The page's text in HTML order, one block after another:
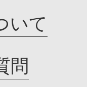
いて
問